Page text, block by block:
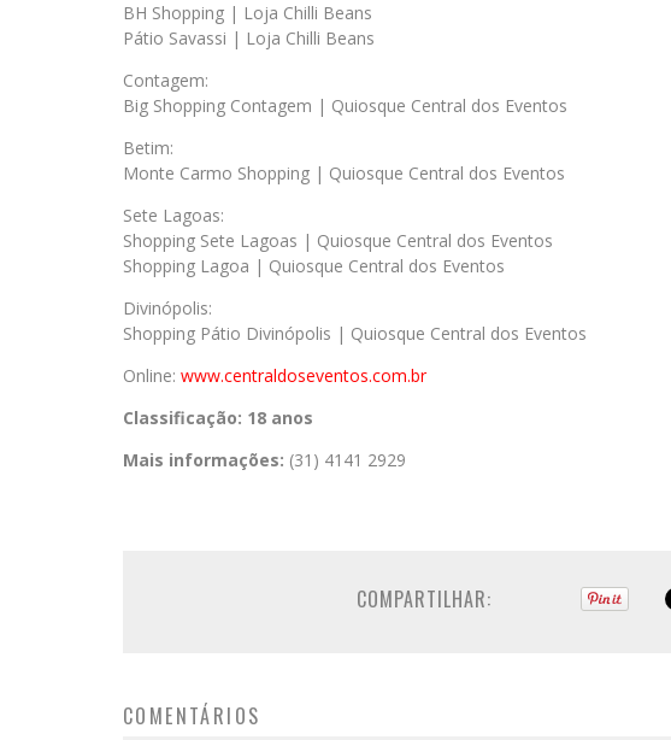
BH Shopping | Loja Chilli Beans
Pátio Savassi | Loja Chilli Beans
Contagem:
Big Shopping Contagem | Quiosque Central dos Eventos
Betim:
Monte Carmo Shopping | Quiosque Central dos Eventos
Sete Lagoas:
Shopping Sete Lagoas | Quiosque Central dos Eventos
Shopping Lagoa | Quiosque Central dos Eventos
Divinópolis:
Shopping Pátio Divinópolis | Quiosque Central dos Eventos
Online: www.centraldoseventos.com.br
Classificação: 18 anos
Mais informações: (31) 4141 2929
COMPARTILHAR:
COMENTÁRIOS